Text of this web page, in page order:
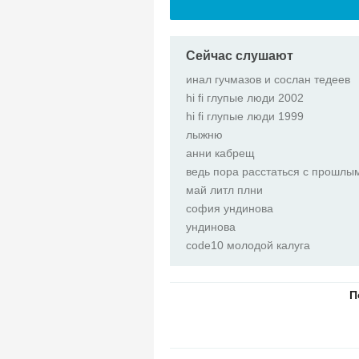
Сейчас слушают
инал гучмазов и сослан тедеев
hi fi глупые люди 2002
hi fi глупые люди 1999
лыжню
анни кабрещ
ведь пора расстаться с
май литл плни
софия ундинова
ундинова
code10 молодой калуга